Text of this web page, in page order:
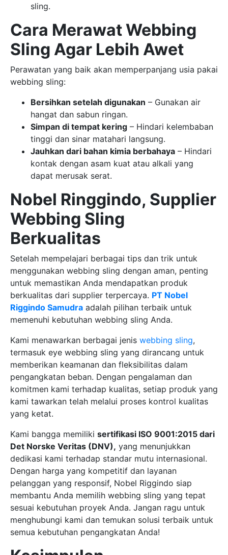
sling.
Cara Merawat Webbing
Sling Agar Lebih Awet
Perawatan yang baik akan memperpanjang usia pakai
webbing sling:
Bersihkan setelah digunakan – Gunakan air
hangat dan sabun ringan.
Simpan di tempat kering – Hindari kelembaban
tinggi dan sinar matahari langsung.
Jauhkan dari bahan kimia berbahaya – Hindari
kontak dengan asam kuat atau alkali yang
dapat merusak serat.
Nobel Ringgindo, Supplier
Webbing Sling
Berkualitas
Setelah mempelajari berbagai tips dan trik untuk
menggunakan webbing sling dengan aman, penting
untuk memastikan Anda mendapatkan produk
berkualitas dari supplier terpercaya. PT Nobel
Riggindo Samudra adalah pilihan terbaik untuk
memenuhi kebutuhan webbing sling Anda.
Kami menawarkan berbagai jenis webbing sling,
termasuk eye webbing sling yang dirancang untuk
memberikan keamanan dan fleksibilitas dalam
pengangkatan beban. Dengan pengalaman dan
komitmen kami terhadap kualitas, setiap produk yang
kami tawarkan telah melalui proses kontrol kualitas
yang ketat.
Kami bangga memiliki sertifikasi ISO 9001:2015 dari
Det Norske Veritas (DNV), yang menunjukkan
dedikasi kami terhadap standar mutu internasional.
Dengan harga yang kompetitif dan layanan
pelanggan yang responsif, Nobel Riggindo siap
membantu Anda memilih webbing sling yang tepat
sesuai kebutuhan proyek Anda. Jangan ragu untuk
menghubungi kami dan temukan solusi terbaik untuk
semua kebutuhan pengangkatan Anda!